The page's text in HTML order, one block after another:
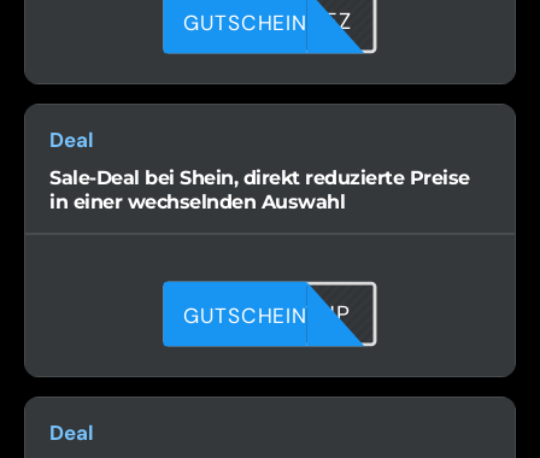
OMV4HHDEZ
GUTSCHEIN
Deal
Sale-Deal bei Shein, direkt reduzierte Preise
in einer wechselnden Auswahl
43IUAP7HP
GUTSCHEIN
Deal